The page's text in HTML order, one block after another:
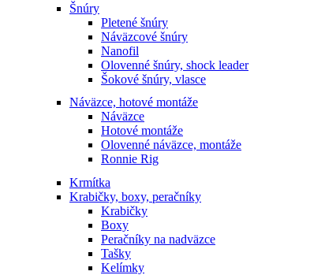
Šnúry
Pletené šnúry
Náväzcové šnúry
Nanofil
Olovenné šnúry, shock leader
Šokové šnúry, vlasce
Náväzce, hotové montáže
Náväzce
Hotové montáže
Olovenné náväzce, montáže
Ronnie Rig
Krmítka
Krabičky, boxy, peračníky
Krabičky
Boxy
Peračníky na nadväzce
Tašky
Kelímky